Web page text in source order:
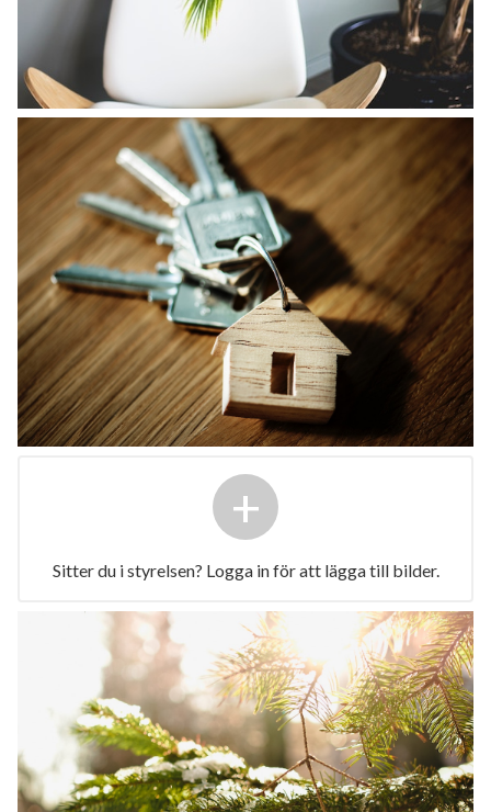
+
Sitter du i styrelsen? Logga in för att lägga till bilder.